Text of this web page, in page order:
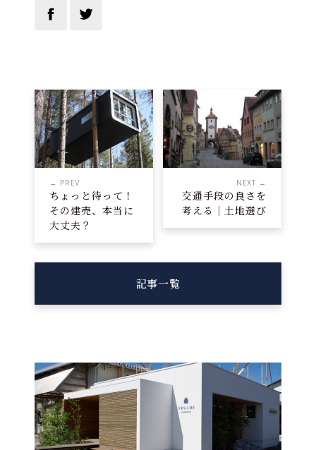
← PREV
ちょっと待って！
その建売、本当に
大丈夫？
NEXT →
交通手段の良さを
考える｜土地選び
記事一覧